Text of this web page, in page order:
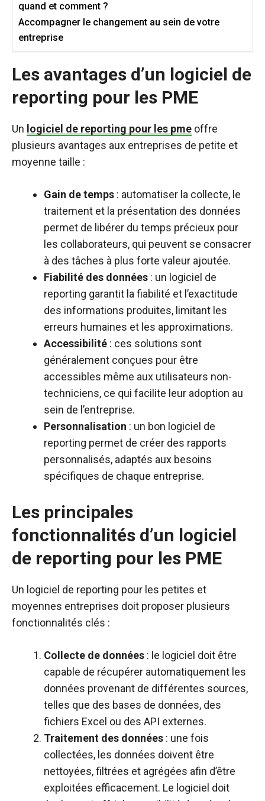
quand et comment ?
Accompagner le changement au sein de votre
entreprise
Les avantages d’un logiciel de
reporting pour les PME
Un logiciel de reporting pour les pme offre
plusieurs avantages aux entreprises de petite et
moyenne taille :
Gain de temps : automatiser la collecte, le
traitement et la présentation des données
permet de libérer du temps précieux pour
les collaborateurs, qui peuvent se consacrer
à des tâches à plus forte valeur ajoutée.
Fiabilité des données : un logiciel de
reporting garantit la fiabilité et l’exactitude
des informations produites, limitant les
erreurs humaines et les approximations.
Accessibilité : ces solutions sont
généralement conçues pour être
accessibles même aux utilisateurs non-
techniciens, ce qui facilite leur adoption au
sein de l’entreprise.
Personnalisation : un bon logiciel de
reporting permet de créer des rapports
personnalisés, adaptés aux besoins
spécifiques de chaque entreprise.
Les principales
fonctionnalités d’un logiciel
de reporting pour les PME
Un logiciel de reporting pour les petites et
moyennes entreprises doit proposer plusieurs
fonctionnalités clés :
Collecte de données : le logiciel doit être
capable de récupérer automatiquement les
données provenant de différentes sources,
telles que des bases de données, des
fichiers Excel ou des API externes.
Traitement des données : une fois
collectées, les données doivent être
nettoyées, filtrées et agrégées afin d’être
exploitées efficacement. Le logiciel doit